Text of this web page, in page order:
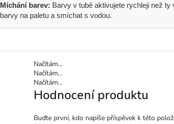
Míchání barev: Barvy v tubě aktivujete rychleji než
barvy na paletu a smíchat s vodou.
Načítám...
Načítám...
Načítám...
Hodnocení produktu
Buďte první, kdo napíše příspěvek k této